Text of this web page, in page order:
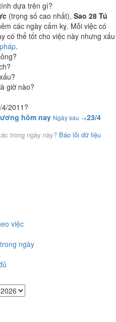
dựa trên gì?
(trọng số cao nhất), Sao 28 Tú
các ngày cấm kỵ. Mỗi việc có
có thể tốt cho việc này nhưng xấu
.
giờ nào?
2011?
hôm nay Ngày sau →23/4
trong ngày này? Báo lỗi dữ liệu
việc
ngày